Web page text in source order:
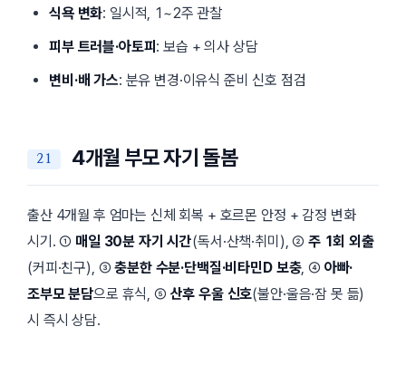
식욕 변화: 일시적, 1~2주 관찰
피부 트러블·아토피 : 보습 + 의사 상담
변비·배 가스: 분유 변경·이유식 준비 신호 점검
4개월 부모 자기 돌봄
출산 4개월 후 엄마는 신체 회복 + 호르몬 안정 + 감정 변화
시기. ① 매일 30분 자기 시간(독서·산책·취미), ② 주 1회 외출
(커피·친구), ③충분한 수분·단백질·비타민D 보충, ④ 아빠·
조부모 분담으로 휴식, ⑤ 산후 우울 신호(불안·울음·잠 못 듦)
시 즉시 상담.